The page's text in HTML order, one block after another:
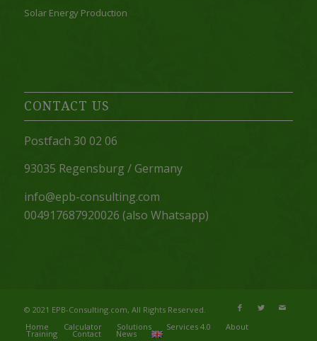
Solar Energy Production
CONTACT US
Postfach 30 02 06
93035 Regensburg / Germany
info@epb-consulting.com
004917687920026 (also Whatsapp)
© 2021 EPB-Consulting.com, All Rights Reserved.
Home
Calculator Solutions Services 4.0 About
Training Contact News